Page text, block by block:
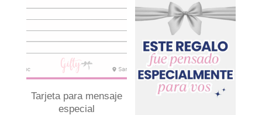
Tarjeta para mensaje
especial